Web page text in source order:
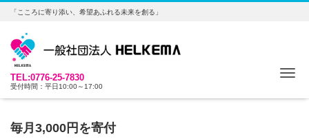
「こころに寄り添い、希望あふれる未来を創る」
TEL:0776-25-7830
受付時間：平日10:00～17:00
毎月3,000円を寄付